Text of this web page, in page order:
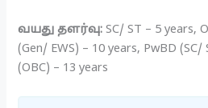
வயது தளர்வு: SC/ ST – 5 years,
(Gen/ EWS) – 10 years, PwBD
(OBC) – 13 years